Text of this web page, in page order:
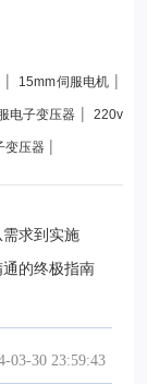
| 15mm伺服电机 |
电子变压器 |220v
变压器 |
需求到实施
的终极指南
03-30 23:59:43